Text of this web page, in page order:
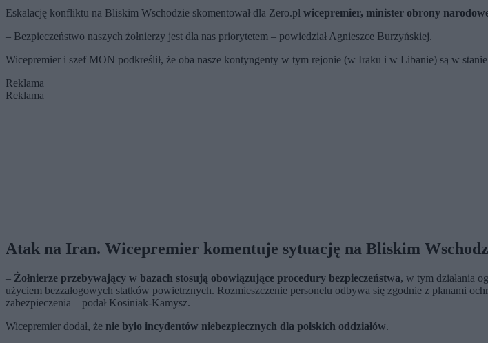
Eskalację konfliktu na Bliskim Wschodzie skomentował dla Zero.pl wicepremier, minister obrony
– Bezpieczeństwo naszych żołnierzy jest dla nas priorytetem – powiedział Agnieszce Burzyńskiej.
Wicepremier i szef MON podkreślił, że oba nasze kontyngenty w tym rejonie (w Iraku i w Libanie) są w
Reklama
Reklama
Atak na Iran. Wicepremier komentuje sytuację na Bliskim
– Żołnierze przebywający w bazach stosują obowiązujące procedury bezpieczeństwa, w tym działania
użyciem bezzałogowych statków powietrznych. Rozmieszczenie personelu odbywa się zgodnie z planami
zabezpieczenia – podał Kosiniak-Kamysz.
Wicepremier dodał, że nie było incydentów niebezpiecznych dla polskich oddziałów.